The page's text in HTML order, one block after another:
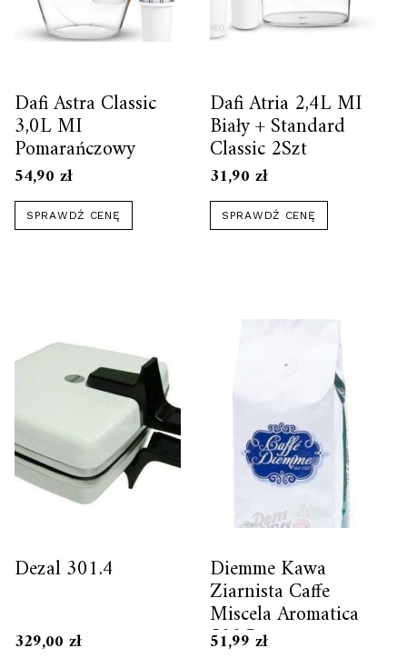
Dafi Astra Classic
3,0L MI
Pomarańczowy
54,90 zł
SPRAWDŹ CENĘ
Dafi Atria 2,4L MI
Biały + Standard
Classic 2Szt
31,90zł
SPRAWDŹ CENĘ
Dezal 301.4
329,00 zł
Diemme Kawa
Ziarnista Caffe
Miscela Aromatica
500G
51,99zł